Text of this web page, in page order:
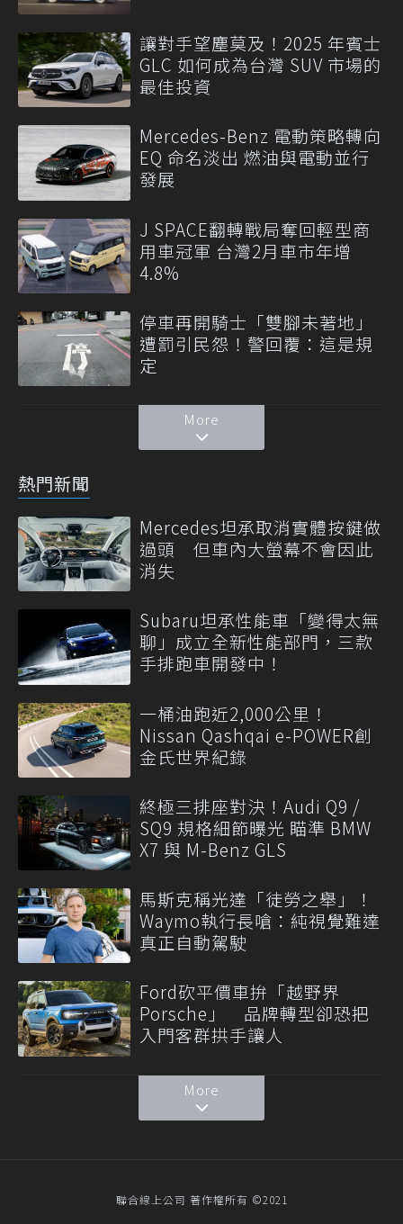
讓對手望塵莫及！2025 年賓士
GLC 如何成為台灣 SUV 市場的
最佳投資
Mercedes-Benz 電動策略轉向
EQ 命名淡出 燃油與電動並行
發展
J SPACE翻轉戰局奪回輕型商
用車冠軍 台灣2月車市年增
4.8%
停車再開騎士「雙腳未著地」
遭罰引民怨！警回覆：這是規
定
More
熱門新聞
Mercedes坦承取消實體按鍵做
過頭 但車內大螢幕不會因此
消失
Subaru坦承性能車「變得太無
聊」成立全新性能部門，三款
手排跑車開發中！
一桶油跑近2,000公里！
Nissan Qashqai e-POWER創
金氏世界紀錄
終極三排座對決！Audi Q9 /
SQ9 規格細節曝光 瞄準 BMW
X7 與 M-Benz GLS
馬斯克稱光達「徒勞之舉」！
Waymo執行長嗆：純視覺難達
真正自動駕駛
Ford砍平價車拚「越野界
Porsche」 品牌轉型卻恐把
入門客群拱手讓人
More
聯合線上公司 著作權所有 ©2021